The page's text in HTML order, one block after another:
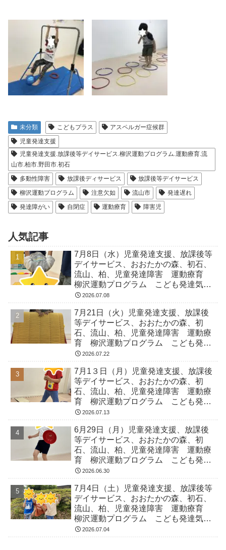
未分類 こどもプラス
アスペルガー症候群
児童発達支援
児童発達支援.放課後等デイサービス.柳沢運動プログラム.運動療育.流
山市.柏市.野田市.初石
多動性障害
放課後ディサービス
放課後等デイサービス
柳沢運動プログラム
注意欠如 流山市
発達遅れ
発達障がい
自閉症 運動療育 障害児
人気記事
7月8日（水）児童発達支援、放課後等
デイサービス、おおたかの森、初石、
流山、柏、児童発達障害 運動療育
柳沢運動プログラム こども発達気に
なる 発達障害 放デイ 自閉症
2026.07.08
7月21日（火）児童発達支援、放課後
等デイサービス、おおたかの森、初
石、流山、柏、児童発達障害 運動療
育 柳沢運動プログラム こども発達
気になる 発達障害 放デイ 自閉
2026.07.22
7月1３日（月）児童発達支援、放課後
等デイサービス、おおたかの森、初
石、流山、柏、児童発達障害 運動療
育 柳沢運動プログラム こども発達
気になる 発達障害 放デイ 自閉
2026.07.13
6月29日（月）児童発達支援、放課後
等デイサービス、おおたかの森、初
石、流山、柏、児童発達障害 運動療
育 柳沢運動プログラム こども発達
気になる 発達障害 放デイ 自閉
2026.06.30
7月4日（土）児童発達支援、放課後等
デイサービス、おおたかの森、初石、
流山、柏、児童発達障害 運動療育
柳沢運動プログラム こども発達気に
なる 発達障害 放デイ 自閉症
2026.07.04